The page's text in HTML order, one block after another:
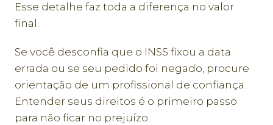
Esse detalhe faz toda a diferença no valor
final.
Se você desconfia que o INSS fixou a data
errada ou se seu pedido foi negado, procure
orientação de um profissional de confiança.
Entender seus direitos é o primeiro passo
para não ficar no prejuízo.